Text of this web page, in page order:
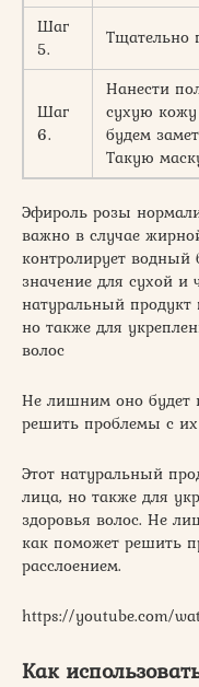
Шаг
5.
Тщательно
Шаг
6.
Нанести
сухую кожу
будем
Такую
Эфироль розы
важно в случае
контролирует водный
значение для сухой и
натуральный продукт
но также для
волос
Не лишним оно будет
решить проблемы с
Этот натуральный
лица, но также для
здоровья волос. Не
как поможет решить
расслоением.
https://youtube.com/
Как